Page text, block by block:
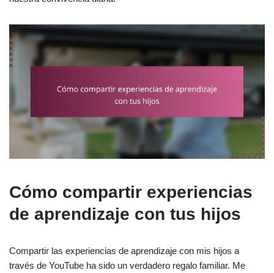
Cómo compartir experiencias
de aprendizaje con tus hijos
Compartir las experiencias de aprendizaje con mis hijos a
través de YouTube ha sido un verdadero regalo familiar. Me